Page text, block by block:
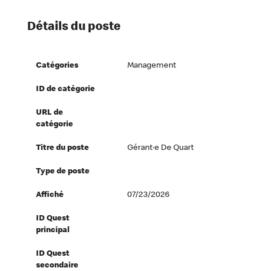
Détails du poste
Catégories Management
ID de catégorie
URL de
catégorie
Titre du poste Gérant·e De Quart
Type de poste
Affiché 07/23/2026
ID Quest
principal
ID Quest
secondaire